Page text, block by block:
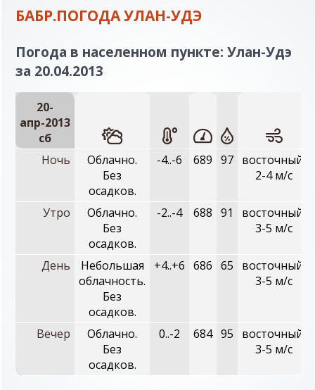
БАБР.ПОГОДА УЛАН-УДЭ
Погода в населенном пункте: Улан-Удэ
за 20.04.2013
20-
апр-2013
сб
Ночь
Облачно.
Без
осадков.
-4..-6 689 97 восточный,
2-4 м/с
Утро
Облачно.
Без
осадков.
-2..-4 688 91
восточный,
3-5 м/с
День
Небольшая
облачность.
Без
осадков.
+4..+6 686 65
восточный,
3-5 м/с
Вечер
Облачно.
Без
осадков.
0..-2 684 95
восточный,
3-5 м/с